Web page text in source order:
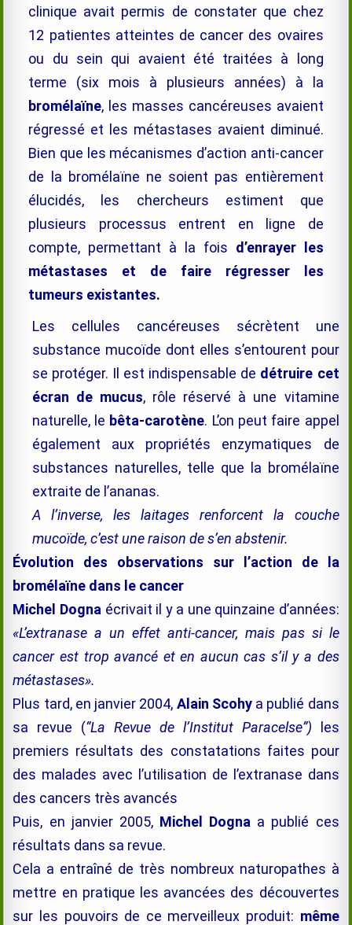
clinique avait permis de constater que chez
12 patientes atteintes de cancer des ovaires
ou du sein qui avaient été traitées à long
terme (six mois à plusieurs années) à la
bromélaïne, les masses cancéreuses avaient
régressé et les métastases avaient diminué.
Bien que les mécanismes d’action anti-cancer
de la bromélaïne ne soient pas entièrement
élucidés, les chercheurs estiment que
plusieurs processus entrent en ligne de
compte, permettant à la fois d’enrayer les
métastases et de faire régresser les
tumeurs existantes.
Les cellules cancéreuses sécrètent une
substance mucoïde dont elles s’entourent pour
se protéger. Il est indispensable de détruire cet
écran de mucus, rôle réservé à une vitamine
naturelle, le bêta-carotène. L’on peut faire appel
également aux propriétés enzymatiques de
substances naturelles, telle que la bromélaïne
extraite de l’ananas.
A l’inverse, les laitages renforcent la couche
mucoïde, c’est une raison de s’en abstenir.
Évolution des observations sur l’action de la
bromélaïne dans le cancer
Michel Dogna écrivait il y a une quinzaine d’années:
«L’extranase a un effet anti-cancer, mais pas si le
cancer est trop avancé et en aucun cas s’il y a des
métastases».
Plus tard, en janvier 2004, Alain Scohya publié dans
sa revue (“La Revue de l’Institut Paracelse”) les
premiers résultats des constatations faites pour
des malades avec l’utilisation de l’extranase dans
des cancers très avancés
Puis, en janvier 2005, Michel Dogna a publié ces
résultats dans sa revue.
Cela a entraîné de très nombreux naturopathes à
mettre en pratique les avancées des découvertes
sur les pouvoirs de ce merveilleux produit: même